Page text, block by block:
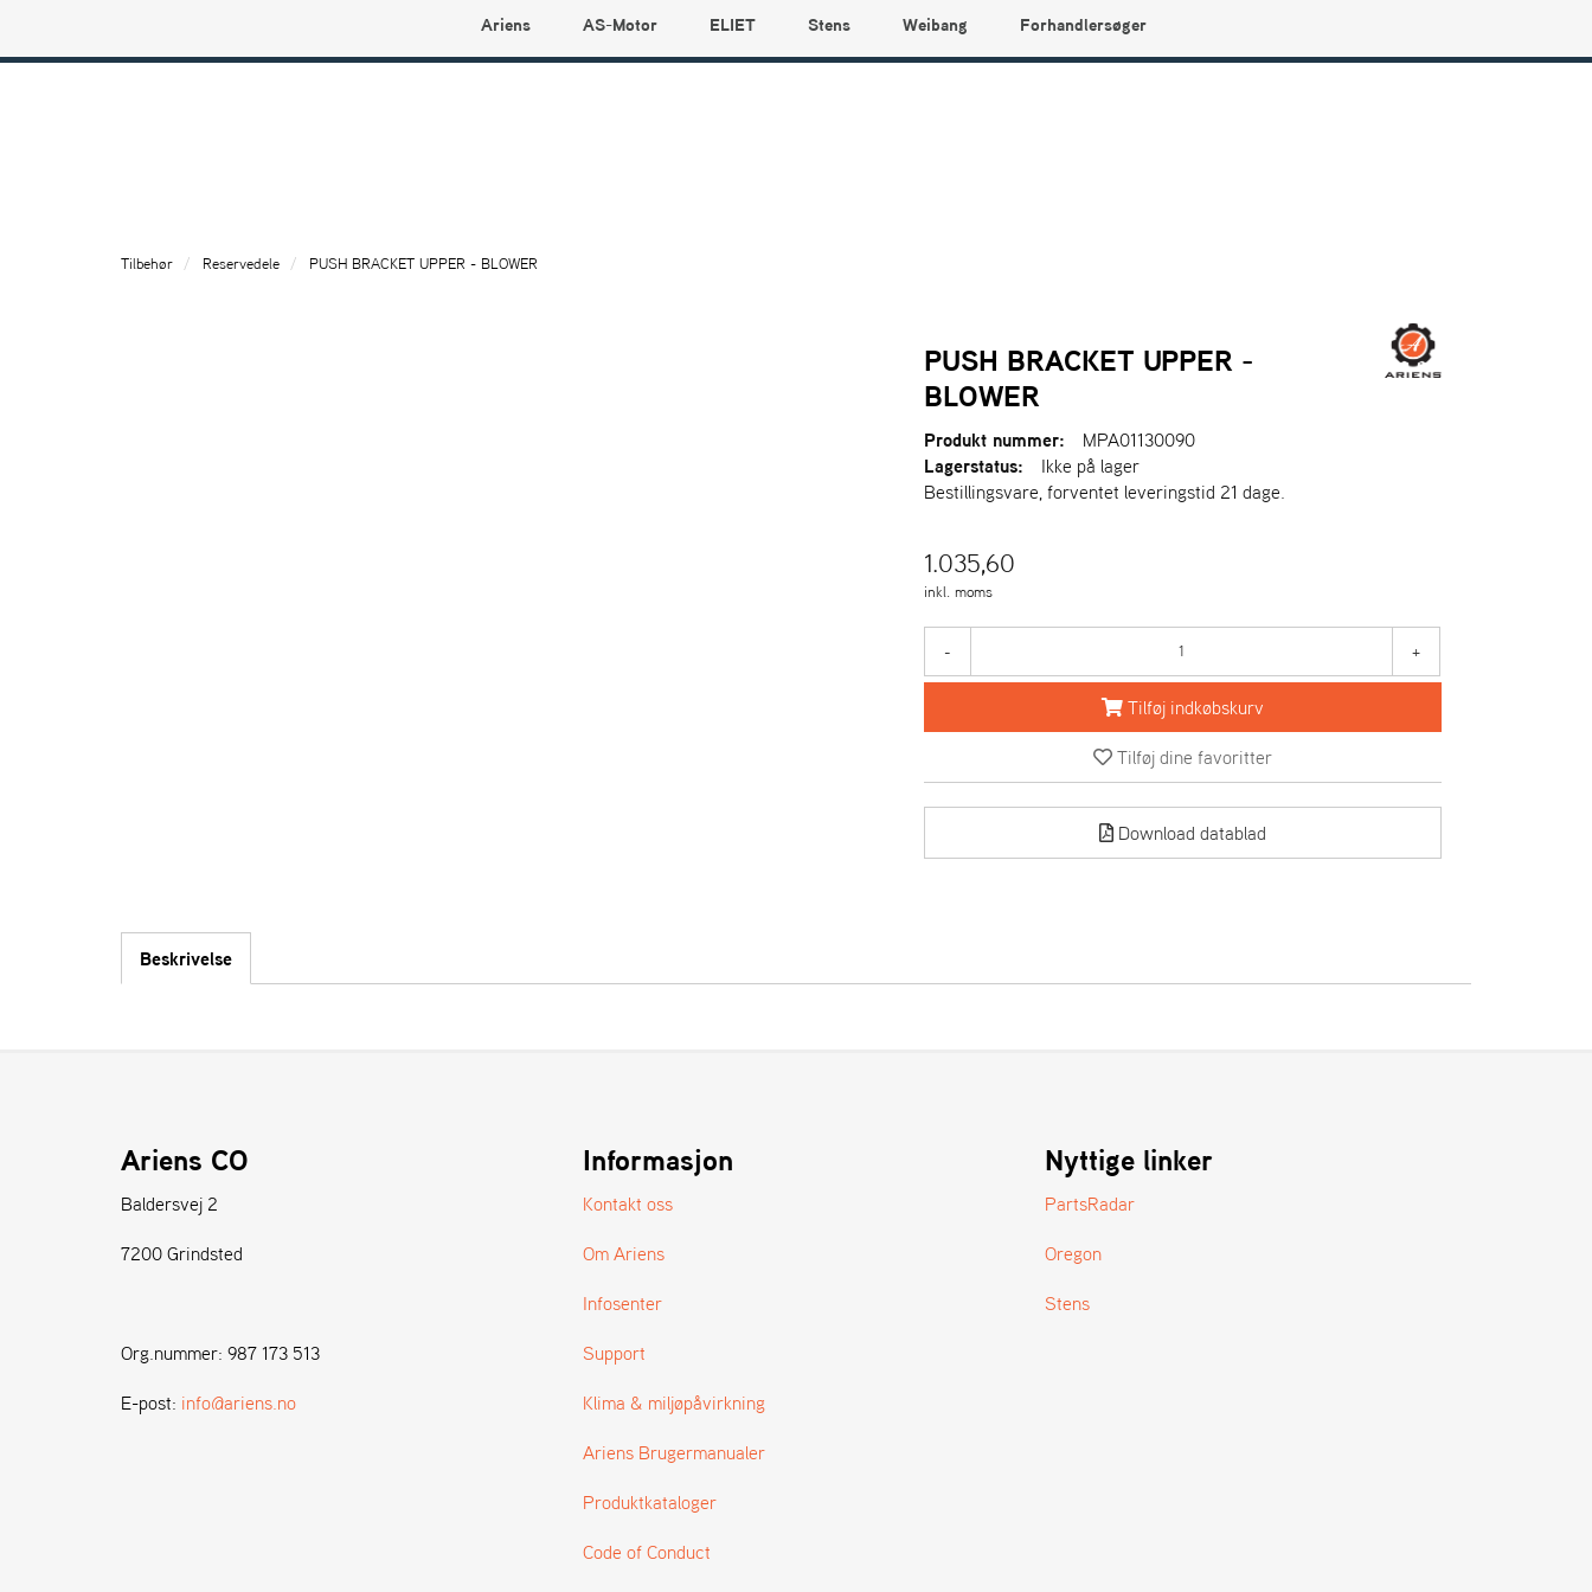
Ariens AS-Motor ELIET Stens Weibang Forhandlersøger
Tilbehør Reservedele PUSH BRACKET UPPER - BLOWER
PUSH BRACKET UPPER -
BLOWER
Produkt nummer:
MPA01130090
Lagerstatus:
Ikke på lager
Bestillingsvare, forventet leveringstid 21 dage.
1.035,60
inkl. moms
- +
Tilføj indkøbskurv
Tilføj dine favoritter
Download datablad
Beskrivelse
Ariens CO
Baldersvej 2
7200 Grindsted
Org.nummer: 987 173 513
E-post: info@ariens.no
Informasjon
Kontakt oss
Om Ariens
Infosenter
Support
Klima & miljøpåvirkning
Ariens Brugermanualer
Produktkataloger
Code of Conduct
Nyttige linker
PartsRadar
Oregon
Stens